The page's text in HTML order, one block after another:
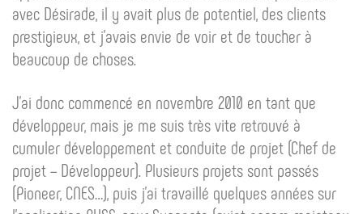
avec Désirade, il y avait plus de potentiel, des clients
prestigieux, et j’avais envie de voir et de toucher à
beaucoup de choses.
J’ai donc commencé en novembre 2010 en tant que
développeur, mais je me suis très vite retrouvé à
cumuler développement et conduite de projet (Chef de
projet – Développeur). Plusieurs projets sont passés
(Pioneer, CNES…), puis j’ai travaillé quelques années sur